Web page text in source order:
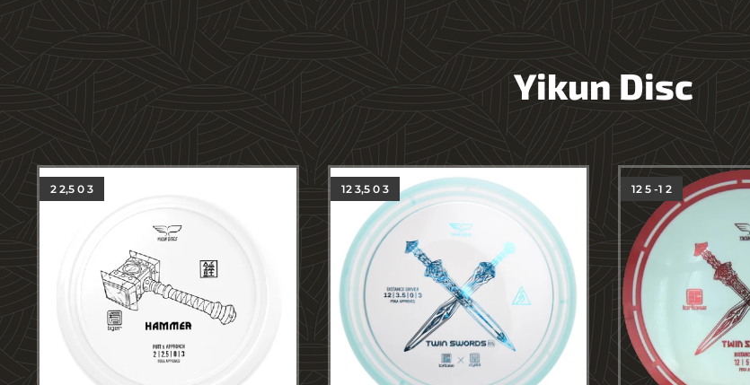
Yikun Disc
2 2,5 0 3 12 3,5 0 3 12 5 -1 2